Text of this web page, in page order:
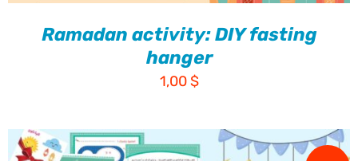
Ramadan activity: DIY fasting
hanger
1,00$